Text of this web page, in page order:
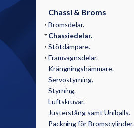
Chassi & Broms
Bromsdelar.
Chassiedelar.
Stötdämpare.
Framvagnsdelar.
Krängningshämmare.
Servostyrning.
Styrning.
Luftskruvar.
Justerstång samt Uniballs.
Packning för Bromscylinder.